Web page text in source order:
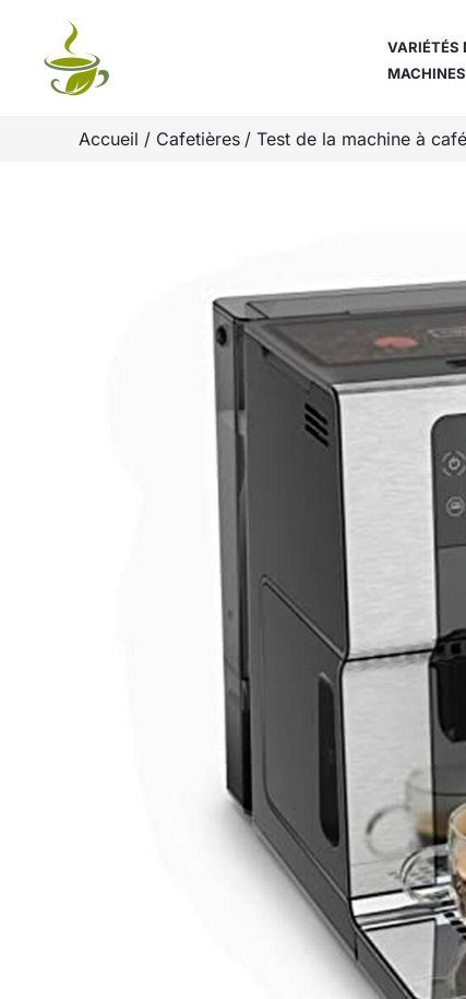
contenu
VARIÉTÉS
Accueil Cafetières Test de la machine à